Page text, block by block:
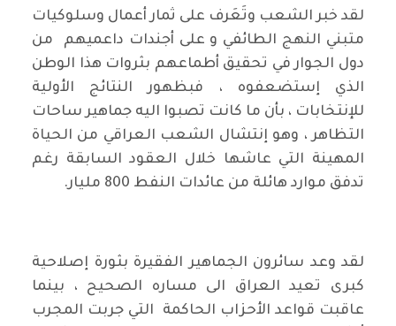
لقد خبر الشعب وتَعَرف على ثمار أعمال وسلوكيات
متبني النهج الطائفي و على أجندات داعميهم من
دول الجوار في تحقيق أطماعهم بثروات هذا الوطن
الذي إستضعفوه ، فبظهور النتائج الأولية
للإنتخابات ، بأن ما كانت تصبوا اليه جماهير ساحات
التظاهر ، وهو إنتشال الشعب العراقي من الحياة
المهينة التي عاشها خلال العقود السابقة رغم
تدفق موارد هائلة من عائدات النفط 800 مليار.
لقد وعد سائرون الجماهير الفقيرة بثورة إصلاحية
كبرى تعيد العراق الى مساره الصحيح ، بينما
عاقبت قواعد الأحزاب الحاكمة التي جربت المجرب